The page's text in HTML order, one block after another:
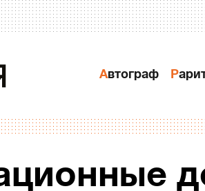
Автограф